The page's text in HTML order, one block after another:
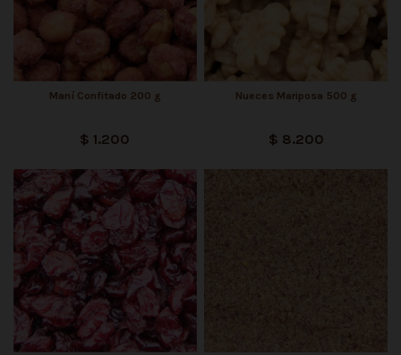
Maní Confitado 200 g
$ 1.200
Nueces Mariposa 500 g
$ 8.200